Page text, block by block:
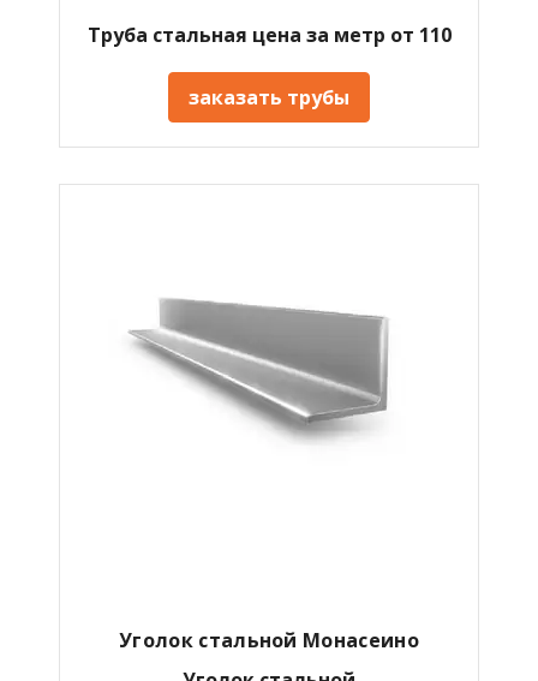
Труба стальная цена за метр от 110
заказать трубы
Уголок стальной Монасеино